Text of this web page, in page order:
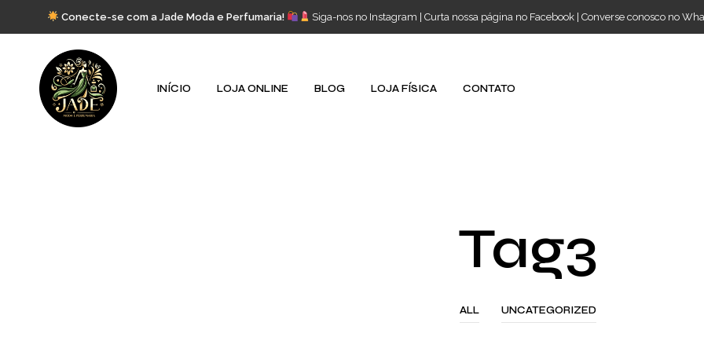
Conecte-se com a Jade Moda e Perfumaria! Siga-nos no Instagram |Curta nossa página no Facebook |Converse conosco no
INÍCIO LOJA ONLINE BLOG LOJA FÍSICA CONTATO
Tag3
ALL UNCATEGORIZED